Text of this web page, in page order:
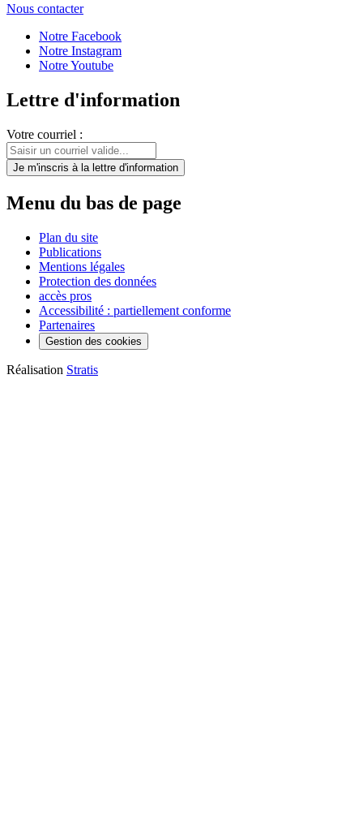
Nous contacter
Notre Facebook
Notre Instagram
Notre Youtube
Lettre d'information
Votre courriel :
Je m'inscris à la lettre d'information
Menu du bas de page
Plan du site
Publications
Mentions légales
Protection des données
accès pros
Accessibilité : partiellement conforme
Partenaires
Gestion des cookies
Réalisation Stratis